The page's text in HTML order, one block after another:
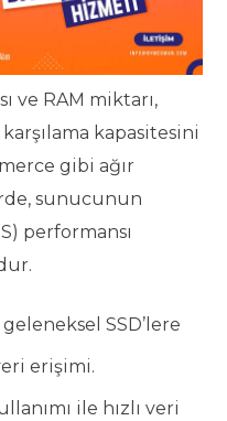
ve RAM miktarı,
karşılama kapasitesini
gibi ağır
sunucunun
performansı
SSD’lere
erişimi.
ile hızlı veri